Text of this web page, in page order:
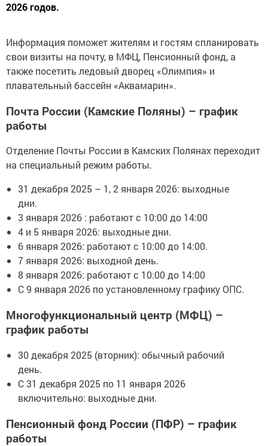
2026 годов.
Информация поможет жителям и гостям спланировать
свои визиты на почту, в МФЦ, Пенсионный фонд, а
также посетить ледовый дворец «Олимпия» и
плавательный бассейн «Аквамарин».
Почта России (Камские Поляны) – график
работы
Отделение Почты России в Камских Полянах переходит
на специальный режим работы.
31 декабря 2025 – 1, 2 января 2026: выходные
дни.
3 января 2026 : работают с 10:00 до 14:00
4 и 5 января 2026: выходные дни.
6 января 2026: работают с 10:00 до 14:00.
7 января 2026: выходной день.
8 января 2026: работают с 10:00 до 14:00
С 9 января 2026 по установленному графику ОПС.
Многофункциональный центр (МФЦ) –
график работы
30 декабря 2025 (вторник): обычный рабочий
день.
С 31 декабря 2025 по 11 января 2026
включительно: выходные дни.
Пенсионный фонд России (ПФР) – график
работы